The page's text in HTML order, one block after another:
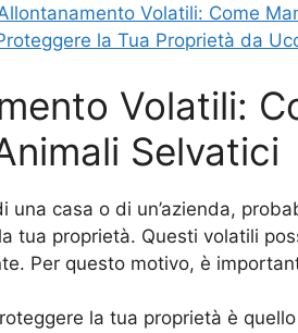
Volatili: Come
la Tua Proprietà da
Volatili:
Selvatici
una casa o di un’azienda,
tua proprietà. Questi volatili
Per questo motivo, è
la tua proprietà è